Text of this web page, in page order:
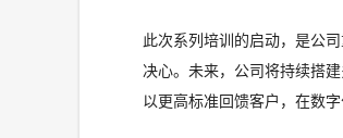
此次系列培训的启动，是公司
决心。 未来，公司将持续搭
以更高标准回馈客户，在数字